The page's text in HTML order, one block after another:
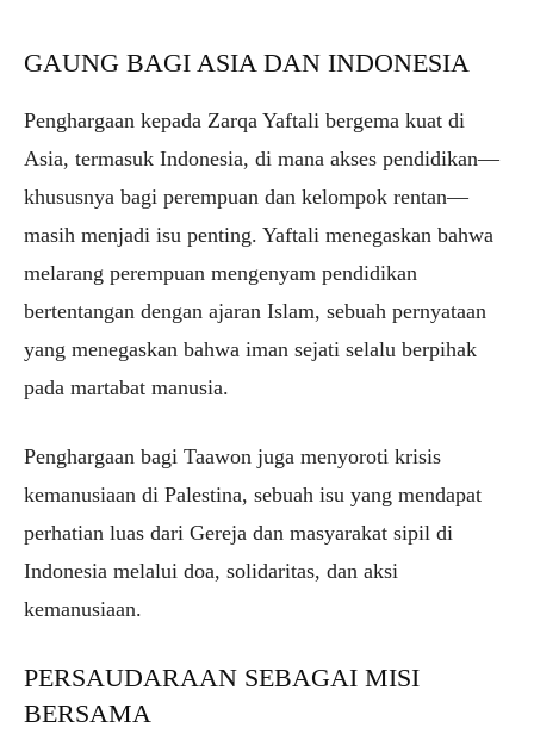
GAUNG BAGI ASIA DAN INDONESIA
Penghargaan kepada Zarqa Yaftali bergema kuat di
Asia, termasuk Indonesia, di mana akses pendidikan—
khususnya bagi perempuan dan kelompok rentan—
masih menjadi isu penting. Yaftali menegaskan bahwa
melarang perempuan mengenyam pendidikan
bertentangan dengan ajaran Islam, sebuah pernyataan
yang menegaskan bahwa iman sejati selalu berpihak
pada martabat manusia.
Penghargaan bagi Taawon juga menyoroti krisis
kemanusiaan di Palestina, sebuah isu yang mendapat
perhatian luas dari Gereja dan masyarakat sipil di
Indonesia melalui doa, solidaritas, dan aksi
kemanusiaan.
PERSAUDARAAN SEBAGAI MISI
BERSAMA